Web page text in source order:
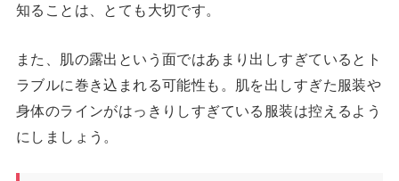
知ることは、とても大切です。
また、肌の露出という面ではあまり出しすぎているとト
ラブルに巻き込まれる可能性も。肌を出しすぎた服装や
身体のラインがはっきりしすぎている服装は控えるよう
にしましょう。